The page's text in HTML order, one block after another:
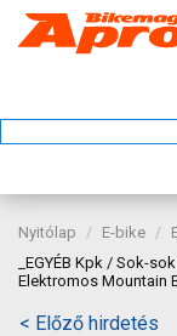
Nyitólap E-bike
_EGYÉB Kpk / Sok-
Elektromos Mountain
< Előző hirdetés